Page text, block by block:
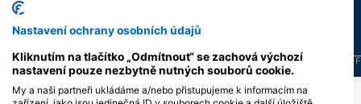
J F M A M J J A S O N D J F M A M J J A S O N D F
Zobrazit další zvířata
Nastavení ochrany osobních údajů
Kliknutím na tlačítko „Odmítnout“ se zachová výchozí
nastavení pouze nezbytně nutných souborů cookie.
My a naši partneři ukládáme a/nebo přistupujeme k informacím na